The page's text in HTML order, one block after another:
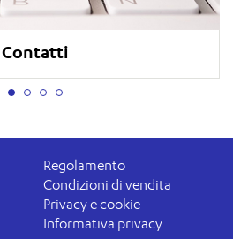
Contatti
Regolamento
Condizioni di vendita
Privacy e cookie
Informativa privacy